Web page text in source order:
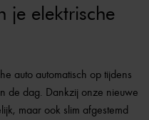
je elektrische
auto automatisch op tijdens
de dag. Dankzij onze nieuwe
maar ook slim afgestemd